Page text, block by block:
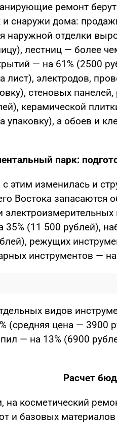
ремонт
и снаружи дома:
наружной отделки
лестниц — более
— на 61% (2500
лист), электродов,
стеновых
керамической
упаковку), а обоев и
парк:
этим изменилась и
Востока запасаются
электроизмерительных
35% (11 500 рублей),
режущих
инструментов —
видов
(средняя цена — 3900
— на 13% (6900
Расчет
на косметический
и базовых